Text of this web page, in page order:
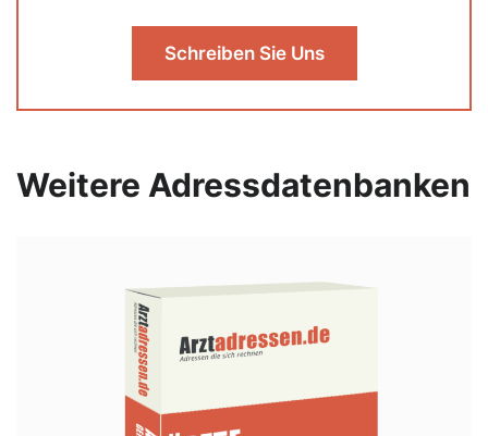
Schreiben Sie Uns
Weitere Adressdatenbanken